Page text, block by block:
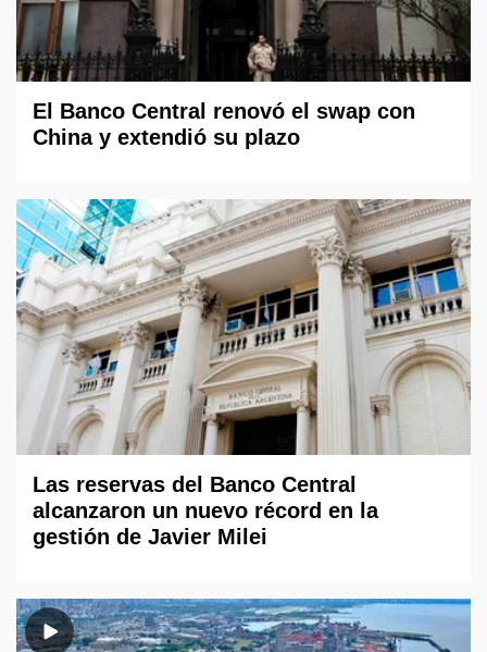
El Banco Central renovó el swap con
China y extendió su plazo
Las reservas del Banco Central
alcanzaron un nuevo récord en la
gestión de Javier Milei